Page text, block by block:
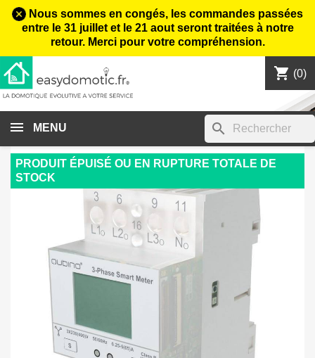
Nous sommes en congés, les commandes passées
entre le 31 juillet et le 21 aout seront traitées à notre
retour. Merci pour votre compréhension.
shopping_cart (0)

MENU search
PRODUIT ÉPUISÉ OU EN RUPTURE TOTALE DE
STOCK